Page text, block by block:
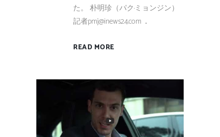
た。 朴明珍（パク·ミョンジン）
記者pmj@inews24.com ...
READ MORE